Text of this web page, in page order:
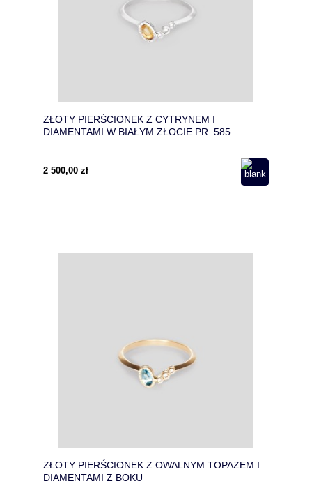
ZŁOTY PIERŚCIONEK Z CYTRYNEM I
DIAMENTAMI W BIAŁYM ZŁOCIE PR. 585
2 500,00 zł
ZŁOTY PIERŚCIONEK Z OWALNYM TOPAZEM I
DIAMENTAMI Z BOKU